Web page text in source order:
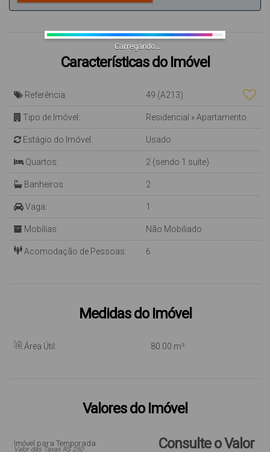
Características do Imóvel
Referência: 49 (A213)
Tipo de Imóvel: Residencial »Apartamento
Estágio do Imóvel: Usado
Quartos: 2 (sendo 1 suíte)
Banheiros: 2
Vaga: 1
Mobílias: Não Mobiliado
Acomodação de Pessoas: 6
Medidas do Imóvel
Área Útil: 80.00 m²
Valores do Imóvel
Consulte o Valor
Imóvel para Temporada
Valor das Taxas R$ 250
Carregando...